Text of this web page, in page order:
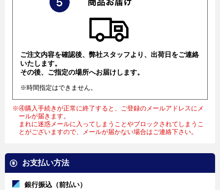
ご注文内容を確認後、弊社スタッフより、出荷日をご連絡
いたします。
その後、ご指定の場所へお届けします。
※時間指定はできません。
※④購入手続きが正常に終了すると、ご登録のメールアドレスにメ
ールが届きます。
まれに迷惑メールに入ってしまうことやブロックされてしまうこ
とがございますので、メールが届かない場合はご連絡下さい。
お支払い方法
銀行振込（前払い）